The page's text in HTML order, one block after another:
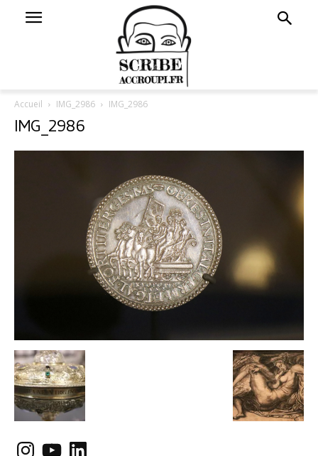
Accueil IMG_2986 IMG_2986
IMG_2986
Instagram
YouTubeLinkedIn